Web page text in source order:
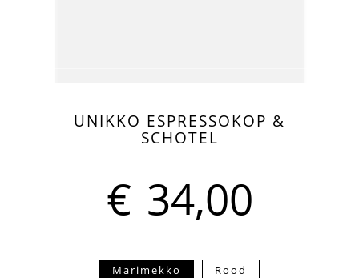
UNIKKO ESPRESSOKOP &
SCHOTEL
€ 34,00
Marimekko Rood